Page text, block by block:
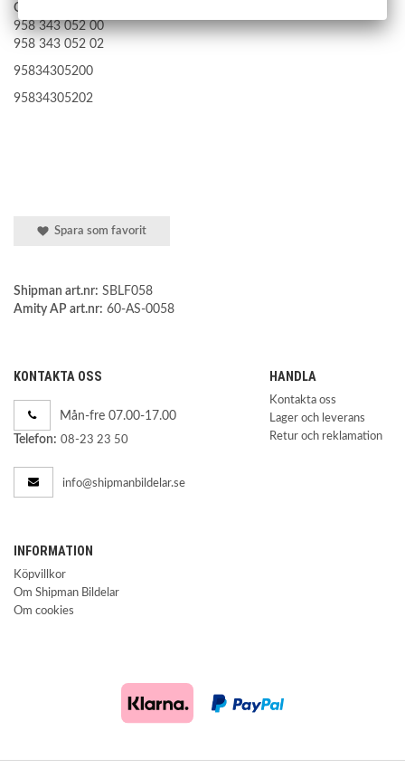
OE nummer Porsche
958 343 052 00
958 343 052 02
95834305200
95834305202
Spara som favorit
Shipman art.nr: SBLF058
Amity AP art.nr: 60-AS-0058
KONTAKTA OSS
Mån-fre 07.00-17.00
Telefon: 08-23 23 50
info@shipmanbildelar.se
HANDLA
Kontakta oss
Lager och leverans
Retur och reklamation
INFORMATION
Köpvillkor
Om Shipman Bildelar
Om cookies